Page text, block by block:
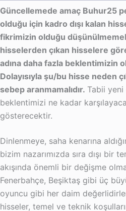
Güncellemede amaç Buhur25
olduğu için kadro dışı kalan
fikrimizin olduğu
hisselerden çıkan hisselere
adına daha fazla beklentimizin
Dolayısıyla şu/bu hisse neden
sebep aranmamalıdır. Tabii
beklentimizi ne kadar
gösterecektir.
Dinlenmeye, saha kenarına
bizim nazarımızda sıra dışı bir
akışında önemli bir değişme
Fenerbahçe, Beşiktaş gibi üç
oyuncu gibi her daim
hisseler, temel ve teknik